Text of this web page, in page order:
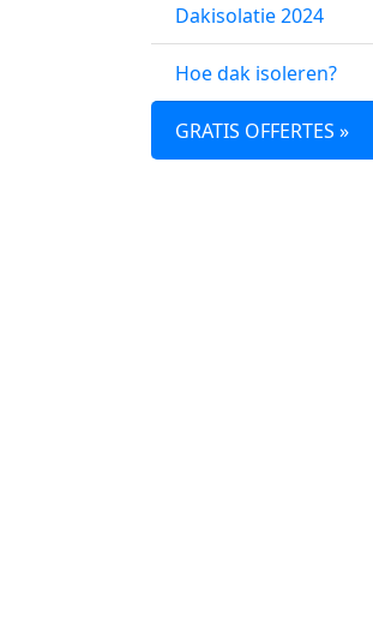
Dakisolatie 2024
Hoe dak isoleren?
GRATIS OFFERTES »